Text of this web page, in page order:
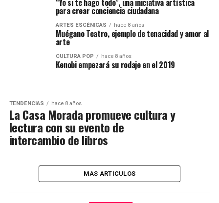
“Yo si te hago todo”, una iniciativa artística
para crear conciencia ciudadana
ARTES ESCÉNICAS hace 8 años
Muégano Teatro, ejemplo de tenacidad y amor al
arte
CULTURA POP hace 8 años
Kenobi empezará su rodaje en el 2019
TENDENCIAS hace 8 años
La Casa Morada promueve cultura y
lectura con su evento de
intercambio de libros
MAS ARTICULOS